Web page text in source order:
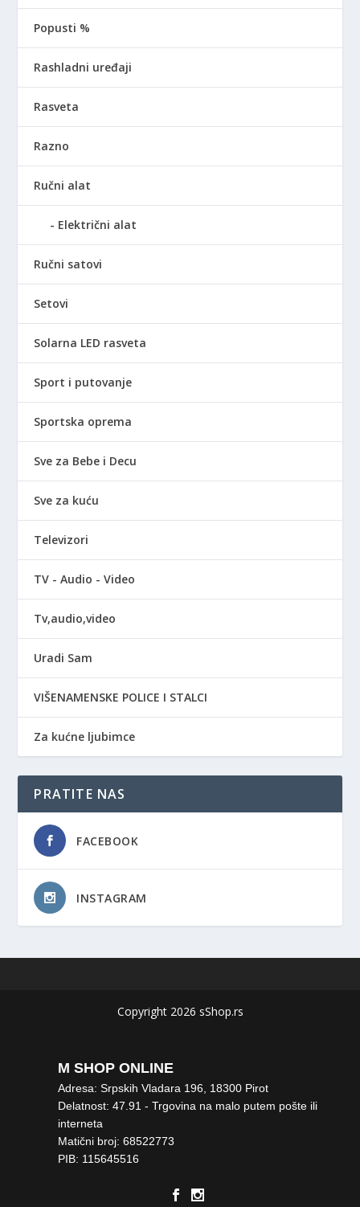
Popusti %
Rashladni uređaji
Rasveta
Razno
Ručni alat
Električni alat
Ručni satovi
Setovi
Solarna LED rasveta
Sport i putovanje
Sportska oprema
Sve za Bebe i Decu
Sve za kuću
Televizori
TV - Audio - Video
Tv,audio,video
Uradi Sam
VIŠENAMENSKE POLICE I STALCI
Za kućne ljubimce
PRATITE NAS
FACEBOOK
INSTAGRAM
Copyright 2026 sShop.rs
M SHOP ONLINE
Adresa: Srpskih Vladara 196, 18300 Pirot
Delatnost: 47.91 - Trgovina na malo putem pošte ili
interneta
Matični broj: 68522773
PIB: 115645516